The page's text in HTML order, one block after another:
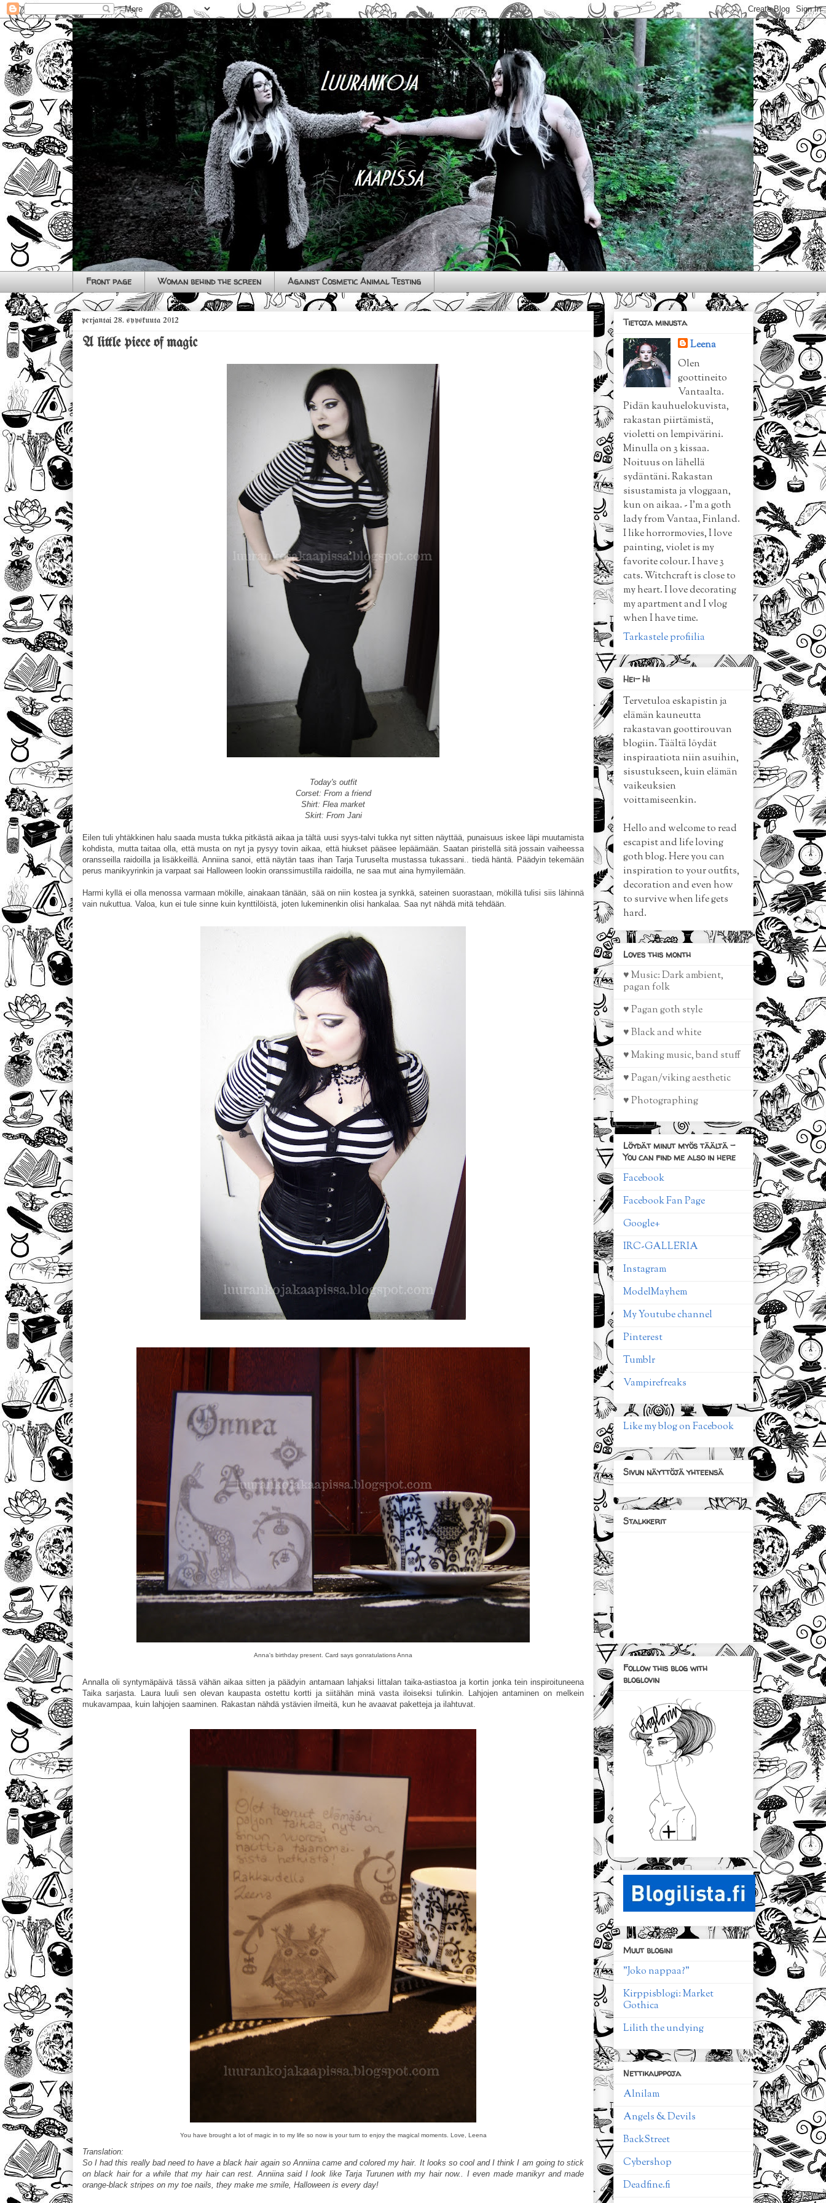
Front page Woman behind the screen Against Cosmetic Animal Testing
perjantai 28. syyskuuta 2012
A little piece of magic
Today's outfit
Corset: From a friend
Shirt: Flea market
Skirt: From Jani
Eilen tuli yhtäkkinen halu saada musta tukka pitkästä aikaa ja tältä uusi syys-talvi tukka nyt sitten näyttää, punaisuus iskee läpi muutamista
kohdista, mutta taitaa olla, että musta on nyt ja pysyy tovin aikaa, että hiukset pääsee lepäämään. Saatan piristellä sitä jossain vaiheessa
oransseilla raidoilla ja lisäkkeillä. Anniina sanoi, että näytän taas ihan Tarja Turuselta mustassa tukassani.. tiedä häntä. Päädyin tekemään
perus manikyyrinkin ja varpaat sai Halloween lookin oranssimustilla raidoilla, ne saa mut aina hymyilemään.
Harmi kyllä ei olla menossa varmaan mökille, ainakaan tänään, sää on niin kostea ja synkkä, sateinen suorastaan, mökillä tulisi siis lähinnä
vain nukuttua. Valoa, kun ei tule sinne kuin kynttilöistä, joten lukeminenkin olisi hankalaa. Saa nyt nähdä mitä tehdään.
Anna's birthday present. Card says gonratulations Anna
Annalla oli syntymäpäivä tässä vähän aikaa sitten ja päädyin antamaan lahjaksi Iittalan taika-astiastoa ja kortin jonka tein inspiroituneena
Taika sarjasta. Laura luuli sen olevan kaupasta ostettu kortti ja siitähän minä vasta iloiseksi tulinkin. Lahjojen antaminen on melkein
mukavampaa, kuin lahjojen saaminen. Rakastan nähdä ystävien ilmeitä, kun he avaavat paketteja ja ilahtuvat.
You have brought a lot of magic in to my life so now is your turn to enjoy the magical moments. Love, Leena
Translation:
So I had this really bad need to have a black hair again so Anniina came and colored my hair. It looks so cool and I think I am going to stick
on black hair for a while that my hair can rest. Anniina said I look like Tarja Turunen with my hair now.. I even made manikyr and made
orange-black stripes on my toe nails, they make me smile, Halloween is every day!
Tietoja minusta
Leena
Olen
goottineito
Vantaalta.
Pidän kauhuelokuvista,
rakastan piirtämistä,
violetti on lempivärini.
Minulla on 3 kissaa.
Noituus on lähellä
sydäntäni. Rakastan
sisustamista ja vloggaan,
kun on aikaa. - I'm a goth
lady from Vantaa, Finland.
I like horrormovies, I love
painting, violet is my
favorite colour. I have 3
cats. Witchcraft is close to
my heart. I love decorating
my apartment and I vlog
when I have time.
Tarkastele profiilia
Hei- Hi
Tervetuloa eskapistin ja
elämän kauneutta
rakastavan goottirouvan
blogiin. Täältä löydät
inspiraatiota niin asuihin,
sisustukseen, kuin elämän
vaikeuksien
voittamiseenkin.
Hello and welcome to read
escapist and life loving
goth blog. Here you can
inspiration to your outfits,
decoration and even how
to survive when life gets
hard.
Loves this month
♥ Music: Dark ambient,
pagan folk
♥ Pagan goth style
♥ Black and white
♥ Making music, band stuff
♥ Pagan/viking aesthetic
♥ Photographing
Löydät minut myös täältä -
You can find me also in here
Facebook
Facebook Fan Page
Google+
IRC-GALLERIA
Instagram
ModelMayhem
My Youtube channel
Pinterest
Tumblr
Vampirefreaks
Like my blog on Facebook
Sivun näyttöjä yhteensä
Stalkkerit
Follow this blog with
bloglovin
Muut blogini
"Joko nappaa?"
Kirppisblogi: Market
Gothica
Lilith the undying
Nettikauppoja
Alnilam
Angels & Devils
BackStreet
Cybershop
Deadfine.fi